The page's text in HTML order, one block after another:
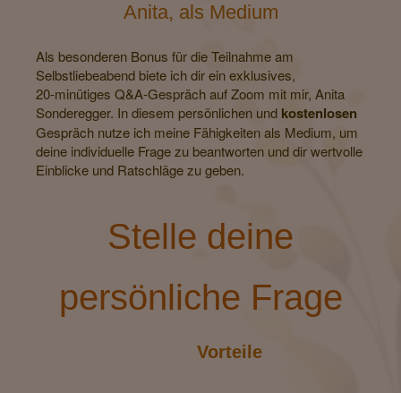
Anita, als Medium
Als besonderen Bonus für die Teilnahme am
Selbstliebeabend biete ich dir ein exklusives,
20-minütiges Q&A-Gespräch auf Zoom mit mir, Anita
Sonderegger. In diesem persönlichen und kostenlosen
Gespräch nutze ich meine Fähigkeiten als Medium, um
deine individuelle Frage zu beantworten und dir wertvolle
Einblicke und Ratschläge zu geben.
Stelle deine
persönliche Frage
Vorteile